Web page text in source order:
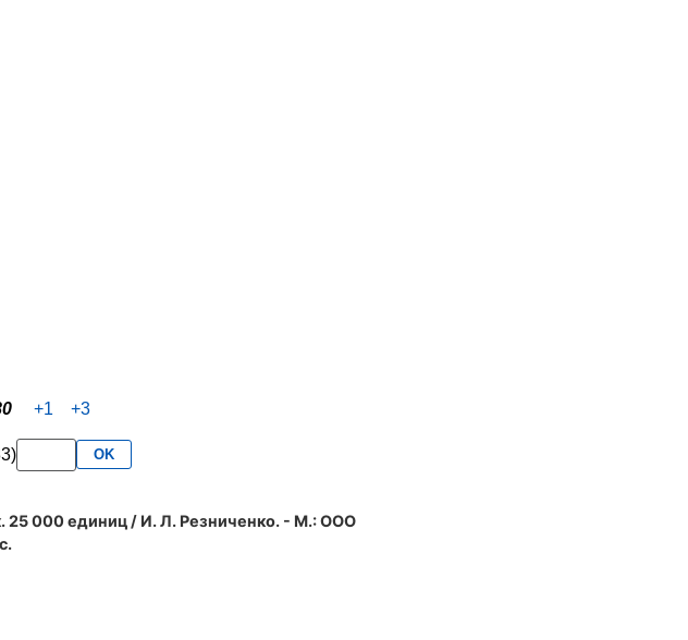
+1 +3
OK
25 000 единиц / И. Л. Резниченко. - М.: ООО